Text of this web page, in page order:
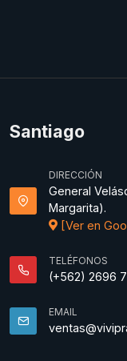
Santiago
DIRECCIÓN
General
Margarita).
[Ver en
TELÉFONOS
(+562) 2696
EMAIL